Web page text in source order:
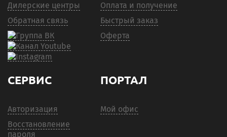
Дилерские центры
Обратная связь
Оплата и получение
Быстрый заказ
Оферта
СЕРВИС
Авторизация
Восстановление
пароля
ПОРТАЛ
Мой офис